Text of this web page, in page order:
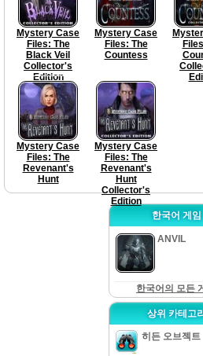
Mystery Case
Files: The
Black Veil
Collector's
Edition
Mystery Case
Files: The
Countess
Mystery Case
Files: The
Revenant's
Hunt
Mystery Case
Files: The
Revenant's
Hunt
Collector's
Edition
한국어 게임
ANVIL
한국어의 모든
상위 카테고
히든 오브젝트